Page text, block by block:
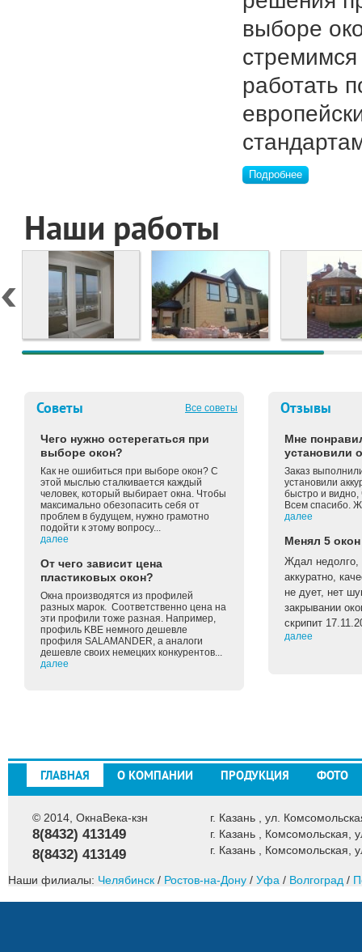
выборе
стремимся
работать
Подробнее
Наши работы
Советы Все советы
Чего нужно остерегаться при
выборе окон?
Как не ошибиться при выборе окон? С
этой мыслью сталкивается каждый
человек, который выбирает окна. Чтобы
максимально обезопасить себя от
проблем в будущем, нужно грамотно
подойти к этому вопросу...
далее
От чего зависит цена
пластиковых окон?
Окна производятся из профилей
разных марок. Соответственно цена на
эти профили тоже разная. Например,
профиль KBE немного дешевле
профиля SALAMANDER, а аналоги
дешевле своих немецких конкурентов...
далее
Отзывы
Мне
установили
Заказ
установили
быстро и видно,
Всем спасибо.
далее
Менял 5 окон
Ждал недолго,
аккуратно,
не дует, нет
закрывании
скрипит
далее
ГЛАВНАЯ О КОМПАНИИ ПРОДУКЦИЯ ФОТО
© 2014, ОкнаВека-кзн
8(8432) 413149
8(8432) 413149
г. Казань , ул.
г. Казань , Комсомольская,
г. Казань , Комсомольская,
Наши филиалы: Челябинск / Ростов-на-Дону / Уфа / Волгоград /